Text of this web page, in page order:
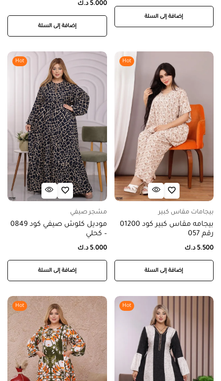
إضافة إلى السلة
5.000 د.ك
إضافة إلى السلة
Hot
بيجامات مقاس كبير
بيجامه مقاس كبير كود 01200
رقم 057
5.500 د.ك
إضافة إلى السلة
Hot
مشجر صيفي
موديل كلوش صيفي كود 0849
– كحلي
5.000 د.ك
إضافة إلى السلة
Hot
Hot